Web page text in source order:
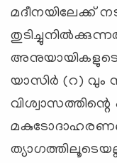
മദീനയിലേക്ക്
യാസിര്‍ (റ) വും